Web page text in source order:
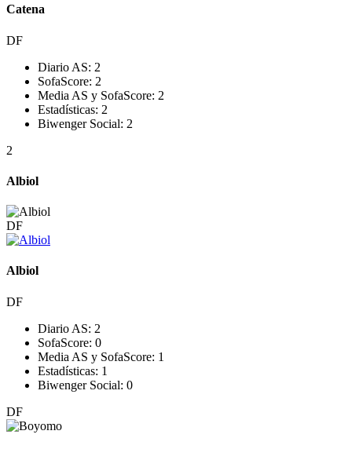
Catena
DF
Diario AS: 2
SofaScore: 2
Media AS y SofaScore: 2
Estadísticas: 2
Biwenger Social: 2
2
Albiol
DF
Albiol
DF
Diario AS: 2
SofaScore: 0
Media AS y SofaScore: 1
Estadísticas: 1
Biwenger Social: 0
DF